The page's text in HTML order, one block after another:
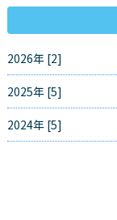
2026年 [2]
2025年 [5]
2024年 [5]